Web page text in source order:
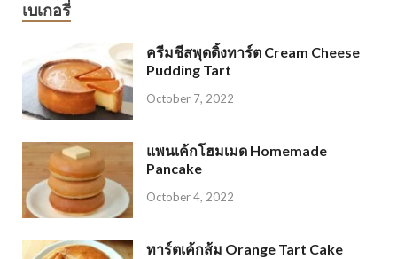
เบเกอรี่
ครีมชีสพุดดิ้งทาร์ต Cream Cheese
Pudding Tart
October 7, 2022
แพนเค้กโฮมเมด Homemade
Pancake
October 4, 2022
ทาร์ตเค้กส้ม Orange Tart Cake